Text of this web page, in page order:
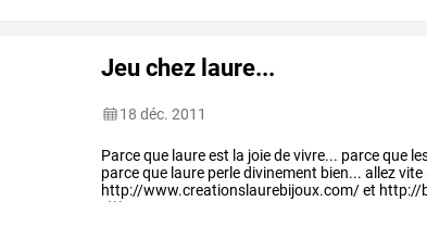
Jeu chez laure...
18 déc. 2011
Parce que laure est la joie de vivre... parce que
parce que laure perle divinement bien... allez vite
http://www.creationslaurebijoux.com/ et http://
:-)))